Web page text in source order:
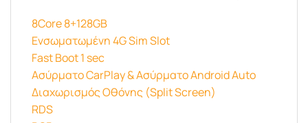
8Core 8+128GB
Ενσωματωμένη 4G Sim Slot
Fast Boot 1 sec
Ασύρματο CarPlay & Ασύρματο Android Auto
Διαχωρισμός Οθόνης (Split Screen)
RDS